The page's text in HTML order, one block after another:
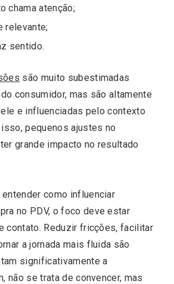
chama atenção;
relevante;
sentido.
são muito subestimadas
consumidor, mas são altamente
e influenciadas pelo contexto
pequenos ajustes no
grande impacto no resultado
entender como influenciar
no PDV, o foco deve estar
contato. Reduzir fricções, facilitar
a jornada mais fluida são
significativamente a
não se trata de convencer, mas